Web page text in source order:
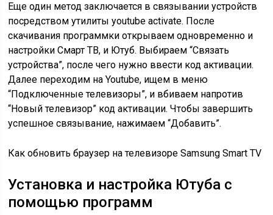
Еще один метод заключается в связывании устройств
посредством утилиты youtube activate. После
скачивания программки открываем одновременно и
настройки Смарт ТВ, и Ютуб. Выбираем “Связать
устройства”, после чего нужно ввести код активации.
Далее переходим на Youtube, ищем в меню
“Подключенные телевизоры”, и вбиваем напротив
“Новый телевизор” код активации. Чтобы завершить
успешное связывание, нажимаем “Добавить”.
Как обновить браузер на телевизоре Samsung Smart TV
Установка и настройка Ютуба с
помощью программ